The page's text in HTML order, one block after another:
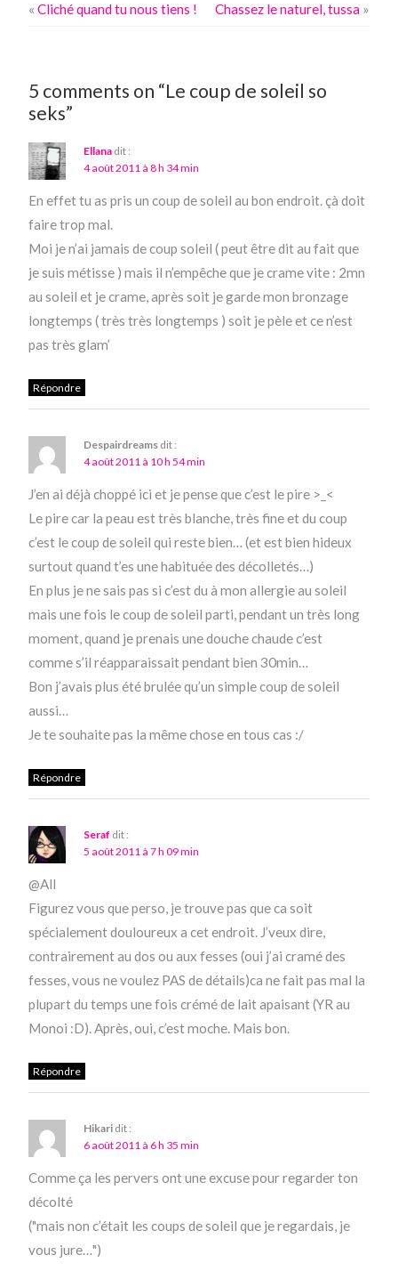
«Cliché quand tu nous tiens ! Chassez le naturel, tussa»
5 comments on “Le coup de soleil so
seks”
Ellana dit :
4 août 2011 à 8 h 34 min
En effet tu as pris un coup de soleil au bon endroit. çà doit
faire trop mal.
Moi je n’ai jamais de coup soleil ( peut être dit au fait que
je suis métisse ) mais il n’empêche que je crame vite : 2mn
au soleil et je crame, après soit je garde mon bronzage
longtemps ( très très longtemps ) soit je pèle et ce n’est
pas très glam’
Répondre
Despairdreams dit :
4 août 2011 à 10 h 54 min
J’en ai déjà choppé ici et je pense que c’est le pire >_<
Le pire car la peau est très blanche, très fine et du coup
c’est le coup de soleil qui reste bien… (et est bien hideux
surtout quand t’es une habituée des décolletés…)
En plus je ne sais pas si c’est du à mon allergie au soleil
mais une fois le coup de soleil parti, pendant un très long
moment, quand je prenais une douche chaude c’est
comme s’il réapparaissait pendant bien 30min…
Bon j’avais plus été brulée qu’un simple coup de soleil
aussi…
Je te souhaite pas la même chose en tous cas :/
Répondre
Seraf dit :
5 août 2011 à 7 h 09 min
@All
Figurez vous que perso, je trouve pas que ca soit
spécialement douloureux a cet endroit. J’veux dire,
contrairement au dos ou aux fesses (oui j’ai cramé des
fesses, vous ne voulez PAS de détails)ca ne fait pas mal la
plupart du temps une fois crémé de lait apaisant (YR au
Monoi :D). Après, oui, c’est moche. Mais bon.
Répondre
Hikari dit :
6 août 2011 à 6 h 35 min
Comme ça les pervers ont une excuse pour regarder ton
décolté
("mais non c’était les coups de soleil que je regardais, je
vous jure…")